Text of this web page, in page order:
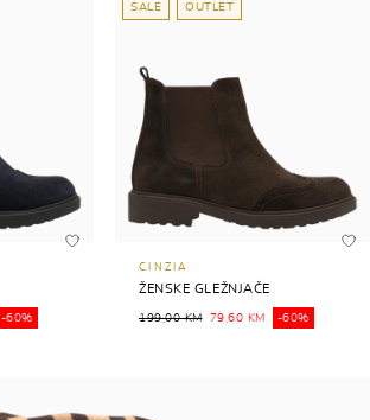
-60%
SALE OUTLET
CINZIA
ŽENSKE GLEŽNJAČE
199,00 KM 79,60 KM -60%